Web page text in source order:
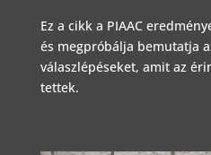
Ez a cikk a PIAAC
és megpróbálja bemutatja
válaszlépéseket, amit az
tettek.